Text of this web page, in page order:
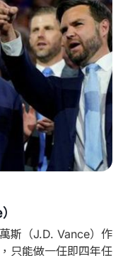
取利差。這種
斯（J.D. Vance）作
只能做一任即四年任